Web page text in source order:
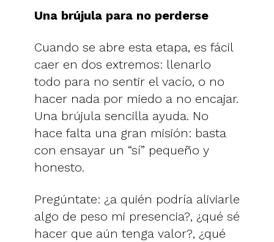
Una brújula para no perderse
Cuando se abre esta etapa, es fácil
caer en dos extremos: llenarlo
todo para no sentir el vacío, o no
hacer nada por miedo a no encajar.
Una brújula sencilla ayuda. No
hace falta una gran misión: basta
con ensayar un “sí” pequeño y
honesto.
Pregúntate: ¿a quién podría aliviarle
algo de peso mi presencia?, ¿qué sé
hacer que aún tenga valor?, ¿qué